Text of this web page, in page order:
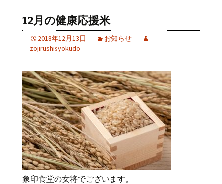
12月の健康応援米
2018年12月13日
お知らせ
zojirushisyokudo
象印食堂の女将でございます。